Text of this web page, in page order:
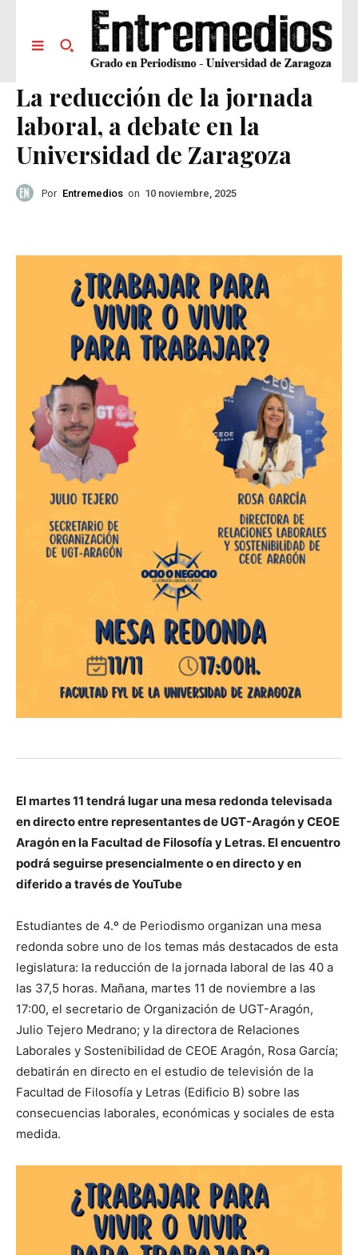
La reducción de la jornada
laboral, a debate en la
Universidad de Zaragoza
Por Entremedios on 10 noviembre, 2025
El martes 11 tendrá lugar una mesa redonda televisada
en directo entre representantes de UGT-Aragón y CEOE
Aragón en la Facultad de Filosofía y Letras. El encuentro
podrá seguirse presencialmente o en directo y en
diferido a través de YouTube
Estudiantes de 4.º de Periodismo organizan una mesa
redonda sobre uno de los temas más destacados de esta
legislatura: la reducción de la jornada laboral de las 40 a
las 37,5 horas. Mañana, martes 11 de noviembre a las
17:00, el secretario de Organización de UGT-Aragón,
Julio Tejero Medrano; y la directora de Relaciones
Laborales y Sostenibilidad de CEOE Aragón, Rosa García;
debatirán en directo en el estudio de televisión de la
Facultad de Filosofía y Letras (Edificio B) sobre las
consecuencias laborales, económicas y sociales de esta
medida.